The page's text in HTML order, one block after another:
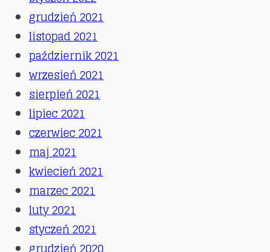
grudzień 2021
listopad 2021
październik 2021
wrzesień 2021
sierpień 2021
lipiec 2021
czerwiec 2021
maj 2021
kwiecień 2021
marzec 2021
luty 2021
styczeń 2021